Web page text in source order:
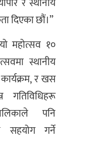
दिएका छौं।”
महोत्सव १०
स्थानीय
र खस
गतिविधिहरू
पनि
सहयोग गर्ने